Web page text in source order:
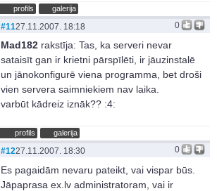
profils galerija
0
#1127.11.2007. 18:18
Mad182 rakstīja: Tas, ka serveri nevar
sataisīt gan ir krietni pārspīlēti, ir jāuzinstalē
un jānokonfigurē viena programma, bet droši
vien servera saimniekiem nav laika.
varbūt kādreiz iznāk?? :4:
profils galerija
0
#1227.11.2007. 18:30
Es pagaidām nevaru pateikt, vai vispar būs.
Jāpaprasa ex.lv administratoram, vai ir